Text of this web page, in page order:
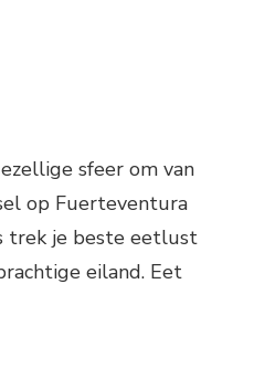
sfeer om van
op Fuerteventura
trek je beste eetlust
eiland. Eet